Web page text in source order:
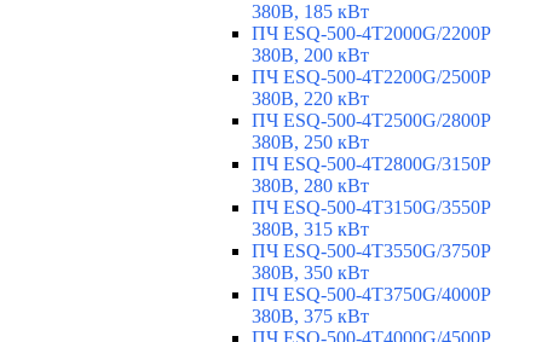
380В, 185 кВт
ПЧ ESQ-500-4T2000G/2200P
380В, 200 кВт
ПЧ ESQ-500-4T2200G/2500P
380В, 220 кВт
ПЧ ESQ-500-4T2500G/2800P
380В, 250 кВт
ПЧ ESQ-500-4T2800G/3150P
380В, 280 кВт
ПЧ ESQ-500-4T3150G/3550P
380В, 315 кВт
ПЧ ESQ-500-4T3550G/3750P
380В, 350 кВт
ПЧ ESQ-500-4T3750G/4000P
380В, 375 кВт